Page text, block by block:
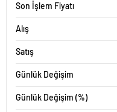
Son İşlem Fiyatı
Alış
Satış
Günlük Değişim
Günlük Değişim (%)